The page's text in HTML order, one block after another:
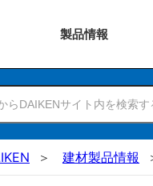
製品情報
建材製品情報